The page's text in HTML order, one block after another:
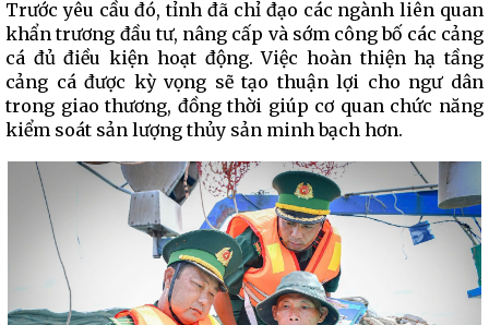
Trước yêu cầu đó, tỉnh đã chỉ đạo các ngành liên quan
khẩn trương đầu tư, nâng cấp và sớm công bố các cảng
cá đủ điều kiện hoạt động. Việc hoàn thiện hạ tầng
cảng cá được kỳ vọng sẽ tạo thuận lợi cho ngư dân
trong giao thương, đồng thời giúp cơ quan chức năng
kiểm soát sản lượng thủy sản minh bạch hơn.